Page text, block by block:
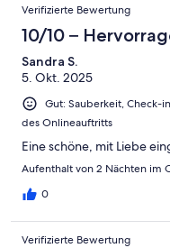
Verifizierte Bewertung
10/10 –
Sandra S.
5. Okt. 2025
Gut: Sauberkeit, Check-
des Onlineauftritts
Eine schöne, mit Liebe
Aufenthalt von 2 Nächten im
0
Verifizierte Bewertung